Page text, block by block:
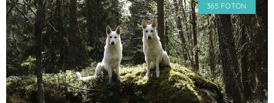
365 FOTON